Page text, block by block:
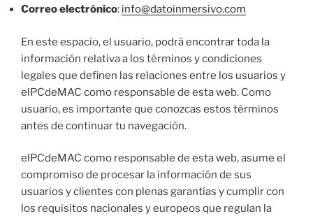
Correo electrónico: info@datoinmersivo.com
En este espacio, el usuario, podrá encontrar toda la
información relativa a los términos y condiciones
legales que definen las relaciones entre los usuarios y
elPCdeMAC como responsable de esta web. Como
usuario, es importante que conozcas estos términos
antes de continuar tu navegación.
elPCdeMAC como responsable de esta web, asume el
compromiso de procesar la información de sus
usuarios y clientes con plenas garantías y cumplir con
los requisitos nacionales y europeos que regulan la